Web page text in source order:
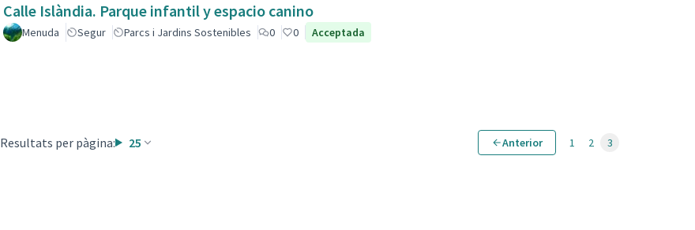
Calle Islàndia. Parque infantil y espacio canino
Menuda Segur Parcs i Jardins Sostenibles 0 0 Acceptada
Resultats per pàgina: 25 Anterior 1 2 3